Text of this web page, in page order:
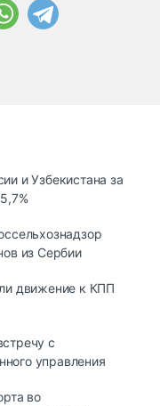
и Узбекистана за
из Сербии
движение к КПП
с
управления
во